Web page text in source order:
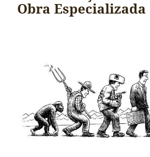
Obra Especializada